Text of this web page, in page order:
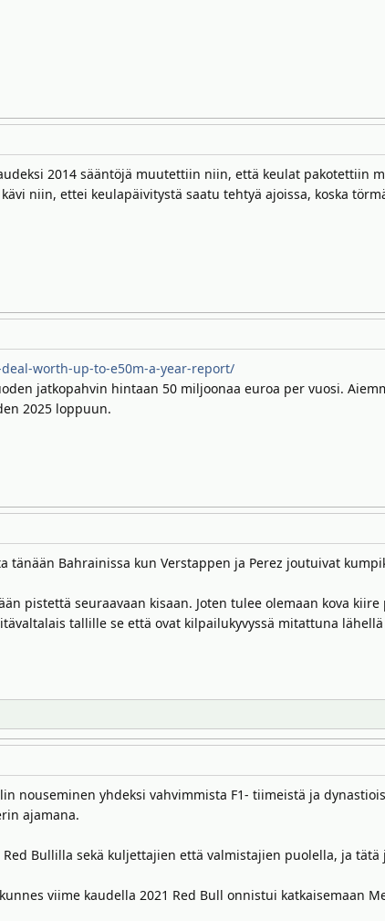
2014 sääntöjä muutettiin niin, että keulat pakotettiin
niin, ettei keulapäivitystä saatu tehtyä ajoissa, koska
worth-up-to-e50m-a-year-report/
jatkopahvin hintaan 50 miljoonaa euroa per vuosi.
2025 loppuun.
Bahrainissa kun Verstappen ja Perez joutuivat
pistettä seuraavaan kisaan. Joten tulee olemaan kova
tallille se että ovat kilpailukyvyssä mitattuna
nouseminen yhdeksi vahvimmista F1- tiimeistä ja
ajamana.
Bullilla sekä kuljettajien että valmistajien puolella, ja
viime kaudella 2021 Red Bull onnistui katkaisemaan